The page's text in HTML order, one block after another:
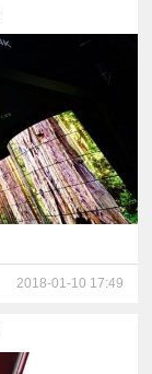
2018-01-10 17:49